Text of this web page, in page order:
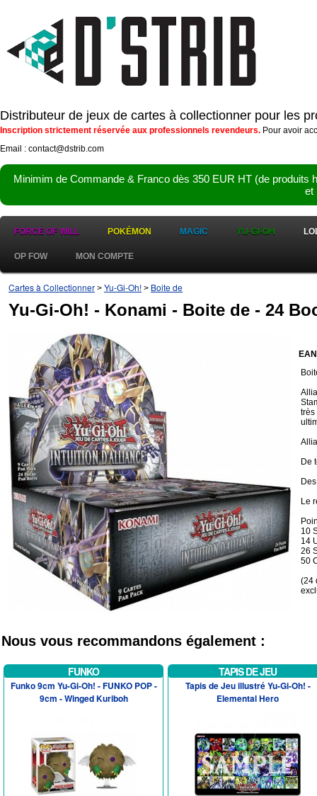
Distributeur de jeux de cartes à collectionner pour les
Inscription strictement réservée aux professionnels revendeurs. Pour avoir
Email : contact@dstrib.com
Minimim de Commande & Franco dès 350 EUR HT (de
et
FORCE OF WILL POKÉMON MAGIC YU-GI-OH
OP FOW MON COMPTE
Cartes à Collectionner > Yu-Gi-Oh! > Boite de
Yu-Gi-Oh! - Konami - Boite de - 24
très
De
Le
10
14
26
50
(24
Nous vous recommandons également :
FUNKO
Funko 9cm Yu-Gi-Oh! - FUNKO POP -
9cm - Winged Kuriboh
TAPIS DE JEU
Tapis de Jeu illustré Yu-Gi-Oh! -
Elemental Hero